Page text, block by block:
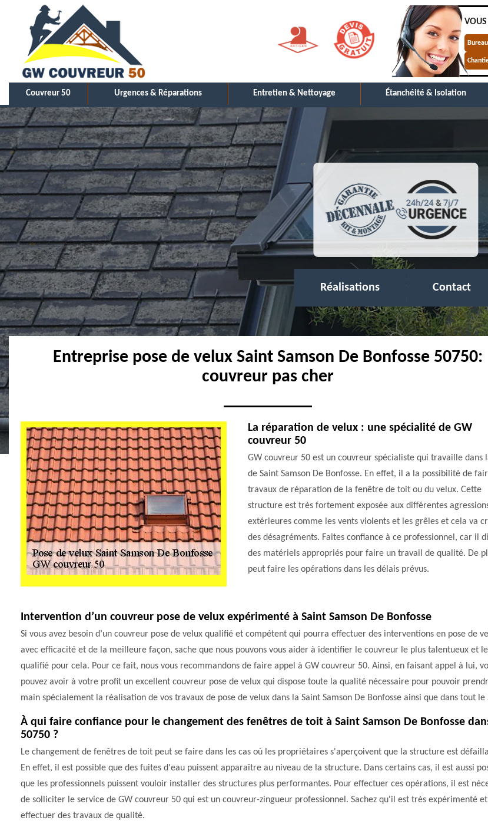
Bureau
Couvreur 50 Urgences & Réparations Entretien & Nettoyage Étanchéité & Isolation
Réalisations Contact
Entreprise pose de velux Saint Samson De Bonfosse 50750:
couvreur pas cher
La réparation de velux : une spécialité de GW
couvreur 50
GW couvreur 50 est un couvreur spécialiste qui travaille dans
de Saint Samson De Bonfosse. En effet, il a la possibilité de
travaux de réparation de la fenêtre de toit ou du velux. Cette
structure est très fortement exposée aux différentes
extérieures comme les vents violents et les grêles et cela va
des désagréments. Faites confiance à ce professionnel, car il
des matériels appropriés pour faire un travail de qualité. De
peut faire les opérations dans les délais prévus.
Intervention d’un couvreur pose de velux expérimenté à Saint Samson De Bonfosse
Si vous avez besoin d’un couvreur pose de velux qualifié et compétent qui pourra effectuer des interventions en pose de
avec efficacité et de la meilleure façon, sache que nous pouvons vous aider à identifier le couvreur le plus talentueux et
qualifié pour cela. Pour ce fait, nous vous recommandons de faire appel à GW couvreur 50. Ainsi, en faisant appel à lui,
pouvez avoir à votre profit un excellent couvreur pose de velux qui dispose toute la qualité nécessaire pour pouvoir
main spécialement la réalisation de vos travaux de pose de velux dans la Saint Samson De Bonfosse ainsi que dans tout le
À qui faire confiance pour le changement des fenêtres de toit à Saint Samson De Bonfosse
50750 ?
Le changement de fenêtres de toit peut se faire dans les cas où les propriétaires s'aperçoivent que la structure est
En effet, il est possible que des fuites d'eau puissent apparaître au niveau de la structure. Dans certains cas, il est aussi
que les professionnels puissent vouloir installer des structures plus performantes. Pour effectuer ces opérations, il est
de solliciter le service de GW couvreur 50 qui est un couvreur-zingueur professionnel. Sachez qu'il est très expérimenté
effectuer des travaux de qualité.